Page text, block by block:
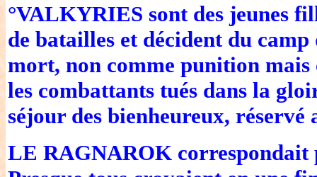
°VALKYRIES sont des jeunes
de batailles et décident du
mort, non comme punition mais
les combattants tués dans la
séjour des bienheureux, réservé
LE RAGNAROK correspondait